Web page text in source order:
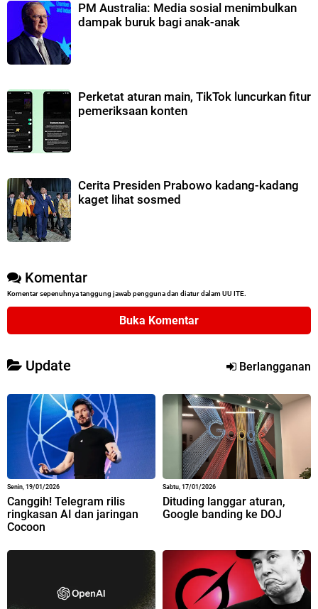
PM Australia: Media sosial menimbulkan
dampak buruk bagi anak-anak
Perketat aturan main, TikTok luncurkan fitur
pemeriksaan konten
Cerita Presiden Prabowo kadang-kadang
kaget lihat sosmed
Komentar
Komentar sepenuhnya tanggung jawab pengguna dan diatur dalam UU ITE.
Buka Komentar
Update Berlangganan
Senin, 19/01/2026
Canggih! Telegram rilis
ringkasan AI dan jaringan
Cocoon
Sabtu, 17/01/2026
Dituding langgar aturan,
Google banding ke DOJ